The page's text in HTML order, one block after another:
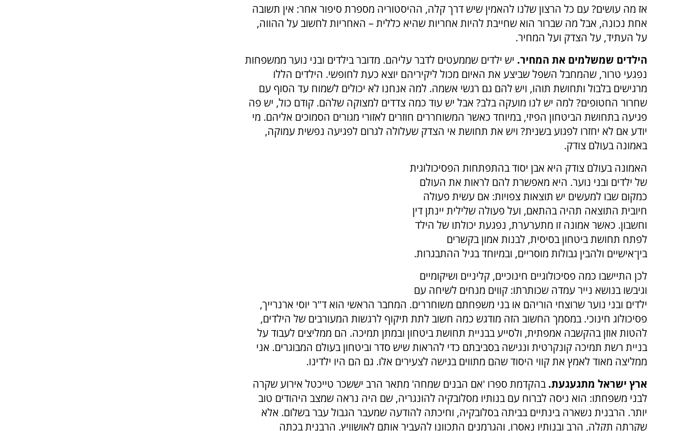
אז מה עושים? עם כל הרצון שלנו להאמין שיש דרך קלה, ההיסטוריה מספרת סיפור אחר: אין תשובה
אחת נכונה, אבל מה שברור הוא שחייבת להיות אחריות שהיא כללית – האחריות לחשוב על ההווה,
על העתיד, על הצדק ועל המחיר.
הילדים שמשלמים את המחיר. יש ילדים שממעטים לדבר עליהם. מדובר בילדים ובני נוער ממשפחות
נפגעי טרור, שהמחבל השפל שביצע את האיום מכול ליקיריהם יוצא כעת לחופשי. הילדים הללו
מרגישים בלבול ותחושת תוהו, ויש להם גם רגשי אשמה. למה אנחנו לא יכולים לשמוח עד הסוף עם
שחרור החטופים? למה יש לנו מועקה בלב? אבל יש עוד כמה צדדים למצוקה שלהם. קודם כול, יש פה
פגיעה בתחושת הביטחון הפיזי, במיוחד כאשר המשוחררים חוזרים לאזורי מגורים הסמוכים אליהם. מי
יודע אם לא יחזרו לפגוע בשנית? ויש את תחושת אי הצדק שעלולה לגרום לפגיעה נפשית עמוקה,
באמונה בעולם צודק.
האמונה בעולם צודק היא אבן יסוד בהתפתחות הפסיכולוגית
של ילדים ובני נוער. היא מאפשרת להם לראות את העולם
כמקום שבו למעשים יש תוצאות צפויות: אם עשית פעולה
חיובית התוצאה תהיה בהתאם, ועל פעולה שלילית יינתן דין
וחשבון. כאשר אמונה זו מתערערת, נפגעת יכולתו של הילד
לפתח תחושת ביטחון בסיסית, לבנות אמון בקשרים
בין־אישיים ולהבין גבולות מוסריים, ובמיוחד בגיל ההתבגרות.
לכן התיישבו כמה פסיכולוגיים חינוכיים, קליניים ושיקומיים
וגיבשו בנושא נייר עמדה שכותרתו: קווים מנחים לשיחה עם
ילדים ובני נוער שרוצחי הוריהם או בני משפחתם משוחררים. המחבר הראשי הוא ד"ר יוסי ארנרייך,
פסיכולוג חינוכי. במסמך החשוב הזה מודגש כמה חשוב לתת תיקוף לרגשות המעורבים של הילדים,
להטות אוזן בהקשבה אמפתית, ולסייע בבניית תחושת ביטחון ובמתן תמיכה. הם ממליצים לעבוד על
בניית רשת תמיכה קונקרטית ונגישה בסביבתם כדי להראות שיש סדר וביטחון בעולם המבוגרים. אני
ממליצה מאוד לאמץ את קווי היסוד שהם מתווים בגישה לצעירים אלו. גם הם היו ילדינו.
ארץ ישראל מתגעגעת. בהקדמת ספרו 'אם הבנים שמחה' מתאר הרב יששכר טייכטל אירוע שקרה
לבני משפחתו: הוא ניסה לברוח עם בנותיו מסלובקיה להונגריה, שם היה נראה שמצב היהודים טוב
יותר. הרבנית נשארה בינתיים בביתה בסלובקיה, וחיכתה להודעה שמעבר הגבול עבר בשלום. אלא
שקרתה תקלה, הרב ובנותיו נאסרו, והגרמנים התכוונו להעביר אותם לאושוויץ. הרבנית בכתה